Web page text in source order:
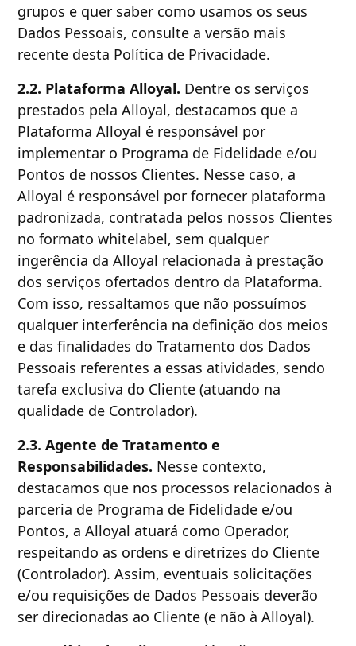
grupos e quer saber como usamos os seus
Dados Pessoais, consulte a versão mais
recente desta Política de Privacidade.
2.2. Plataforma Alloyal. Dentre os serviços
prestados pela Alloyal, destacamos que a
Plataforma Alloyal é responsável por
implementar o Programa de Fidelidade e/ou
Pontos de nossos Clientes. Nesse caso, a
Alloyal é responsável por fornecer plataforma
padronizada, contratada pelos nossos Clientes
no formato whitelabel, sem qualquer
ingerência da Alloyal relacionada à prestação
dos serviços ofertados dentro da Plataforma.
Com isso, ressaltamos que não possuímos
qualquer interferência na definição dos meios
e das finalidades do Tratamento dos Dados
Pessoais referentes a essas atividades, sendo
tarefa exclusiva do Cliente (atuando na
qualidade de Controlador).
2.3. Agente de Tratamento e
Responsabilidades. Nesse contexto,
destacamos que nos processos relacionados à
parceria de Programa de Fidelidade e/ou
Pontos, a Alloyal atuará como Operador,
respeitando as ordens e diretrizes do Cliente
(Controlador). Assim, eventuais solicitações
e/ou requisições de Dados Pessoais deverão
ser direcionadas ao Cliente (e não à Alloyal).